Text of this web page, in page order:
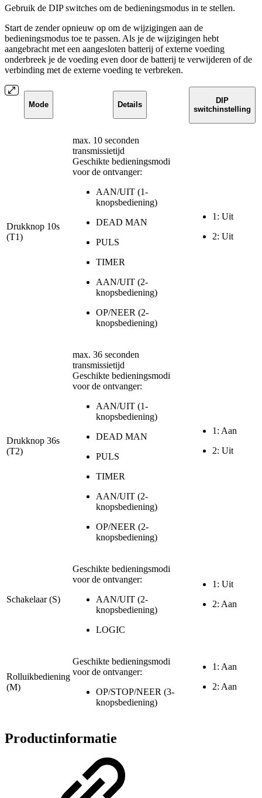
Gebruik de DIP switches om de bedieningsmodus in te stellen.
Start de zender opnieuw op om de wijzigingen aan de
bedieningsmodus toe te passen. Als je de wijzigingen hebt
aangebracht met een aangesloten batterij of externe voeding
onderbreek je de voeding even door de batterij te verwijderen of de
verbinding met de externe voeding te verbreken.
Mode Details
DIP
switchinstelling
Drukknop 10s
(T1)
max. 10 seconden
transmissietijd
Geschikte bedieningsmodi
voor de ontvanger:
AAN/UIT (1-
knopsbediening)
DEAD MAN
PULS
TIMER
AAN/UIT (2-
knopsbediening)
OP/NEER (2-
knopsbediening)
1: Uit
2: Uit
Drukknop 36s
(T2)
max. 36 seconden
transmissietijd
Geschikte bedieningsmodi
voor de ontvanger:
AAN/UIT (1-
knopsbediening)
DEAD MAN
PULS
TIMER
AAN/UIT (2-
knopsbediening)
OP/NEER (2-
knopsbediening)
1: Aan
2: Uit
Schakelaar (S)
Geschikte bedieningsmodi
voor de ontvanger:
AAN/UIT (2-
knopsbediening)
LOGIC
1: Uit
2: Aan
Rolluikbediening
(M)
Geschikte bedieningsmodi
voor de ontvanger:
OP/STOP/NEER (3-
knopsbediening)
1: Aan
2: Aan
Productinformatie